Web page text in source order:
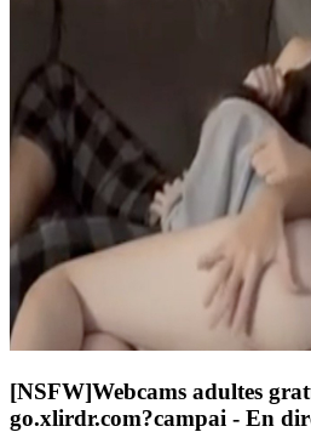
[NSFW]Webcams adultes
go.xlirdr.com?campai - En